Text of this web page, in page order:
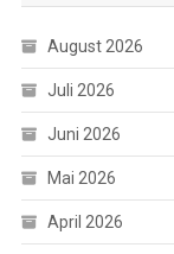
August 2026
Juli 2026
Juni 2026
Mai 2026
April 2026